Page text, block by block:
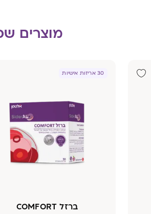
מוצרים
30 אריזות אישיות
ברזל COMFORT